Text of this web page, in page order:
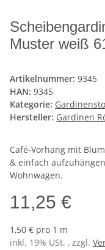
Muster weiß
Artikelnummer: 9345
HAN: 9345
Kategorie:
Hersteller: Gardinen
Café-Vorhang mit
& einfach
Wohnwagen.
11,25 €
1,50 € pro 1 m
inkl. 19% USt. , zzgl.